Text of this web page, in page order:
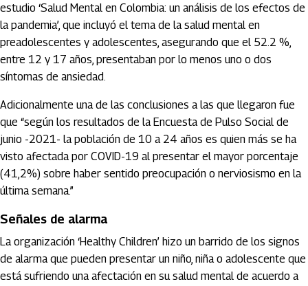
estudio ‘Salud Mental en Colombia: un análisis de los efectos de
la pandemia’, que incluyó el tema de la salud mental en
preadolescentes y adolescentes, asegurando que el 52.2 %,
entre 12 y 17 años, presentaban por lo menos uno o dos
síntomas de ansiedad.
Adicionalmente una de las conclusiones a las que llegaron fue
que “según los resultados de la Encuesta de Pulso Social de
junio -2021- la población de 10 a 24 años es quien más se ha
visto afectada por COVID-19 al presentar el mayor porcentaje
(41,2%) sobre haber sentido preocupación o nerviosismo en la
última semana.”
Señales de alarma
La organización ‘Healthy Children’ hizo un barrido de los signos
de alarma que pueden presentar un niño, niña o adolescente que
está sufriendo una afectación en su salud mental de acuerdo a